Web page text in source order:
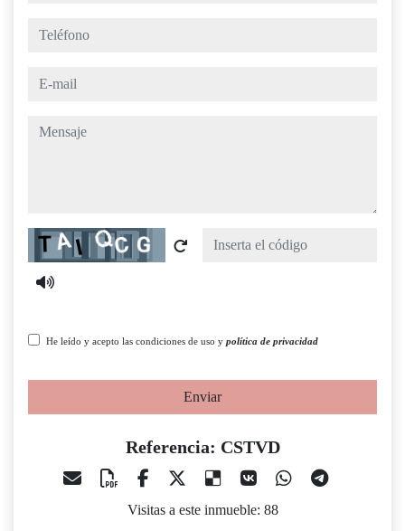
teléfono
e-mail
mensaje
Captcha
He leído y acepto las condiciones de uso y política de privacidad
Enviar
Referencia: CSTVD
Visitas a este inmueble: 88